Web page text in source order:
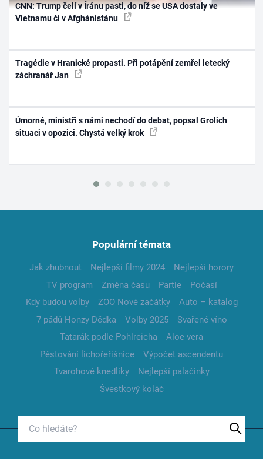
CNN: Trump čelí v Íránu pasti, do níž se USA dostaly ve
Vietnamu či v Afghánistánu
Tragédie v Hranické propasti. Při potápění zemřel letecký
záchranář Jan
Úmorné, ministři s námi nechodí do debat, popsal Grolich
situaci v opozici. Chystá velký krok
Populární témata
Jak zhubnout Nejlepší filmy 2024
Nejlepší horory
TV program
Změna času Partie
Počasí
Kdy budou volby
ZOO Nové začátky
Auto – katalog
7 pádů Honzy Dědka
Volby 2025
Svařené víno
Tatarák podle Pohlreicha
Aloe vera
Pěstování lichořeřišnice
Výpočet ascendentu
Tvarohové knedlíky
Nejlepší palačinky
Švestkový koláč